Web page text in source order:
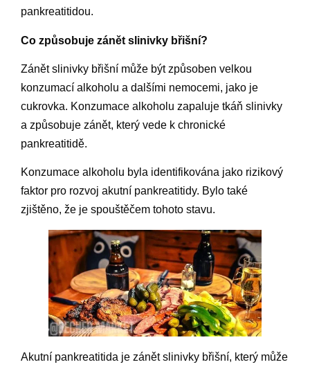
pankreatitidou.
Co způsobuje zánět slinivky břišní?
Zánět slinivky břišní může být způsoben velkou
konzumací alkoholu a dalšími nemocemi, jako je
cukrovka. Konzumace alkoholu zapaluje tkáň slinivky
a způsobuje zánět, který vede k chronické
pankreatitidě.
Konzumace alkoholu byla identifikována jako rizikový
faktor pro rozvoj akutní pankreatitidy. Bylo také
zjištěno, že je spouštěčem tohoto stavu.
Akutní pankreatitida je zánět slinivky břišní, který může